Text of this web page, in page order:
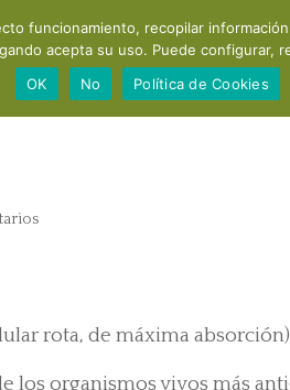
Consultas y cursos Productos
rota, de máxima absorción)
los organismos vivos más
funcionamiento, recopilar
acepta su uso. Puede configurar,
OK
No Política de Cookies